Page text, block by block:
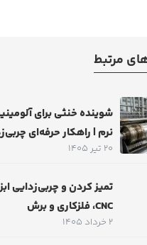
مرتبط
شوینده خنثی برای
نرم | راهکار حرفه‌ای
20 تیر 1405
تمیز کردن و چربی‌زدایی
CNC، فلزکاری و برش
2 خرداد 1405